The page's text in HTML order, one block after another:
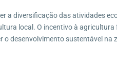
a diversificação das atividades
local. O incentivo à
o desenvolvimento sustentável na
- RJ, 25946-690